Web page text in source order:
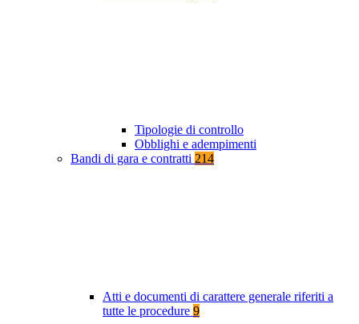
Tipologie di controllo
Obblighi e adempimenti
Bandi di gara e contratti 214
Atti e documenti di carattere generale riferiti a
tutte le procedure 9